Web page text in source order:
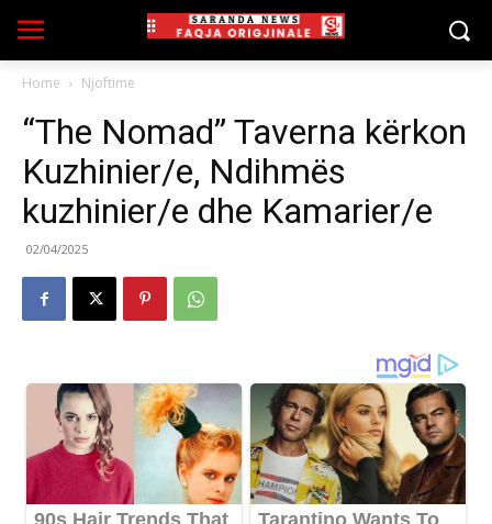
Home Njoftime
“The Nomad” Taverna kërkon
Kuzhinier/e, Ndihmës
kuzhinier/e dhe Kamarier/e
02/04/2025